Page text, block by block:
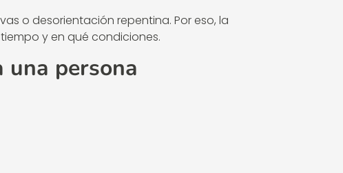
o desorientación repentina. Por eso, la
y en qué condiciones.
una persona